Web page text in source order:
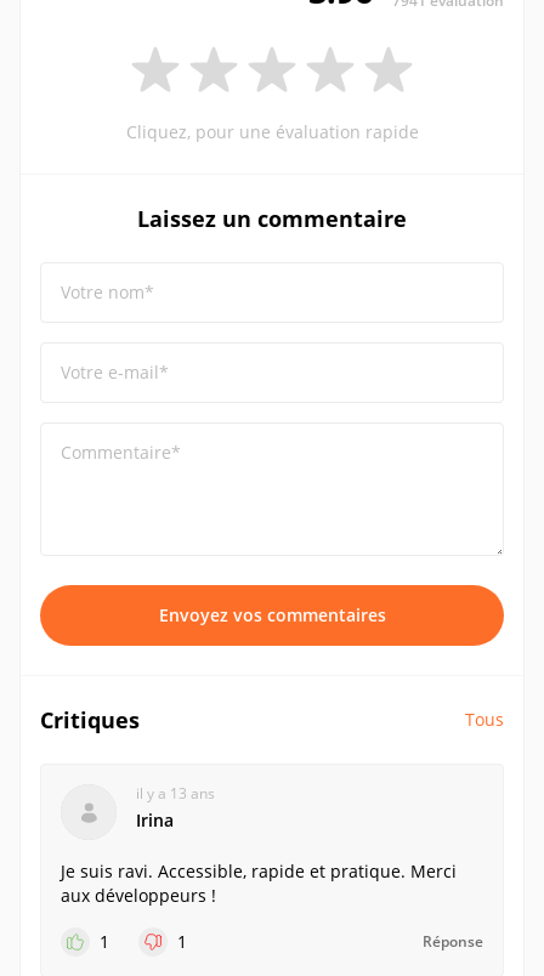
Cliquez, pour une évaluation rapide
Laissez un commentaire
Votre nom*
Votre e-mail*
Commentaire*
Envoyez vos commentaires
Critiques Tous
il y a 13 ans
Irina
Je suis ravi. Accessible, rapide et pratique. Merci
aux développeurs !
1
1 Réponse